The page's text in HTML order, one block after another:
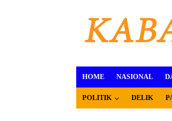
HOME NASIONAL
POLITIK DELIK